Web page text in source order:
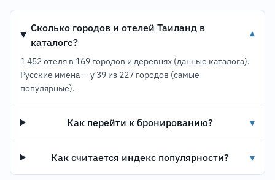
Сколько городов и отелей Таиланд в
каталоге?
▾
1 452 отеля в 169 городов и деревнях (данные каталога).
Русские имена — у 39 из 227 городов (самые
популярные).
Как перейти к бронированию? ▾
Как считается индекс популярности? ▾